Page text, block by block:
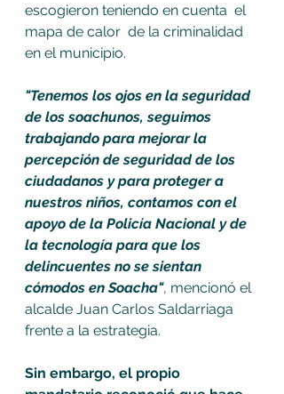
escogieron teniendo en cuenta  el
mapa de calor  de la criminalidad
en el municipio.
"Tenemos los ojos en la seguridad
de los soachunos, seguimos
trabajando para mejorar la
percepción de seguridad de los
ciudadanos y para proteger a
nuestros niños, contamos con el
apoyo de la Policía Nacional y de
la tecnología para que los
delincuentes no se sientan
cómodos en Soacha", mencionó el
alcalde Juan Carlos Saldarriaga
frente a la estrategia.
Sin embargo, el propio